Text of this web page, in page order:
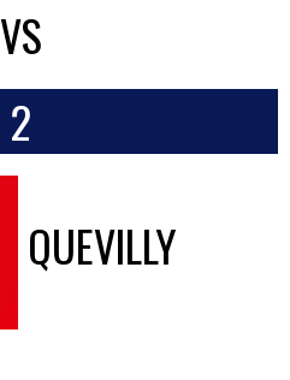
VS
2
QUEVILLY